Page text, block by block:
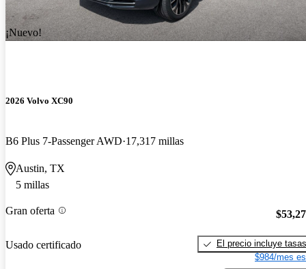
¡Nuevo!
2026 Volvo XC90
B6 Plus 7-Passenger AWD 17,317 millas
Austin, TX
5 millas
Gran oferta
Usado certificado
El precio incluye tasas
$984/mes